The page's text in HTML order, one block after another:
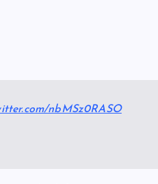
nbMSz0RASO